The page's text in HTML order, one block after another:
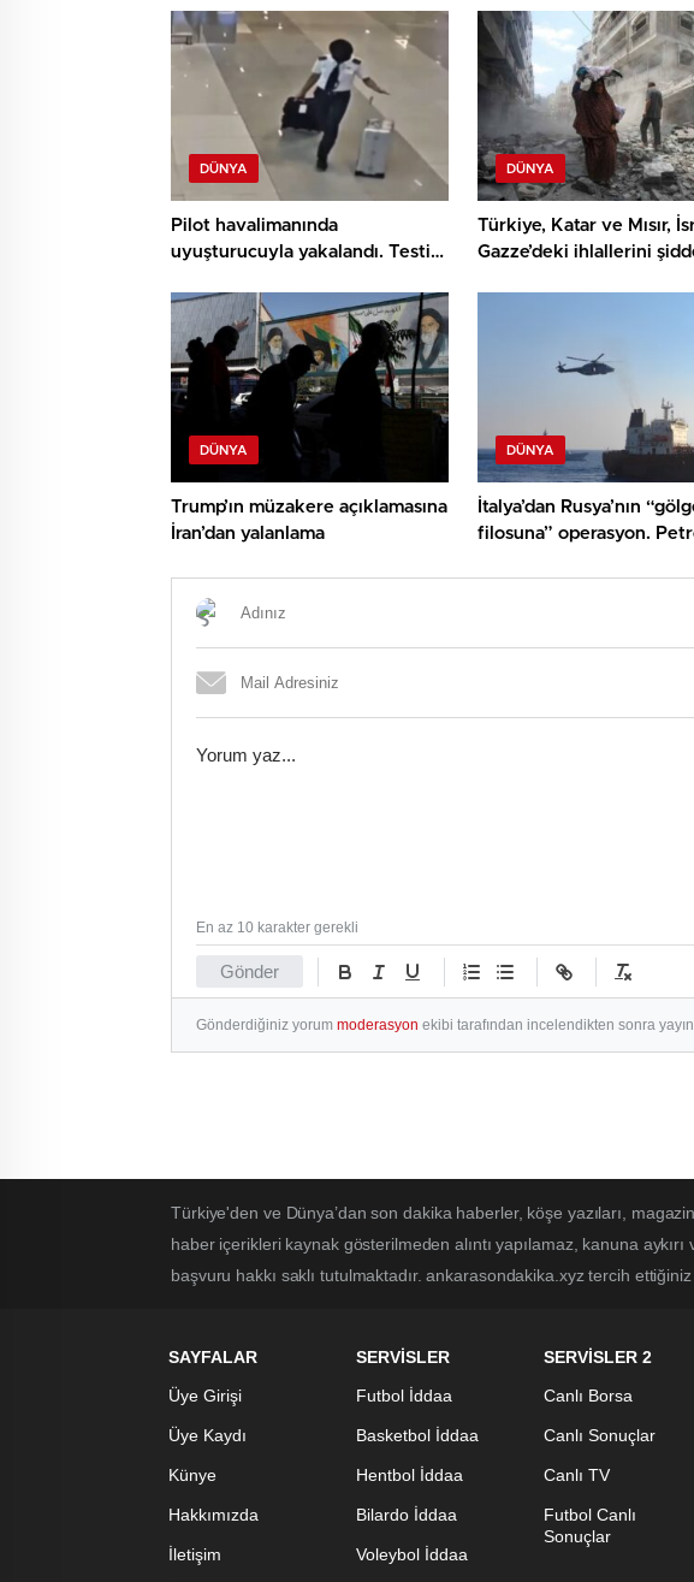
DÜNYA
Pilot havalimanında
uyuşturucuyla yakalandı. Testi
DÜNYA
Türkiye, Katar ve Mısır,
Gazze’deki ihlallerini
DÜNYA
Trump’ın müzakere açıklamasına
İran’dan yalanlama
DÜNYA
İtalya’dan Rusya’nın
filosuna” operasyon.
Gönder
En az 10 karakter gerekli
Gönderdiğiniz yorum moderasyon ekibi tarafından incelendikten sonra
Türkiye'den ve Dünya’dan son dakika haberler, köşe yazıları,
haber içerikleri kaynak gösterilmeden alıntı yapılamaz, kanuna
başvuru hakkı saklı tutulmaktadır. ankarasondakika.xyz tercih
SAYFALAR
Üye Girişi
Üye Kaydı
Künye
Hakkımızda
İletişim
SERVİSLER
Futbol İddaa
Basketbol İddaa
Hentbol İddaa
Bilardo İddaa
Voleybol İddaa
SERVİSLER 2
Canlı Borsa
Canlı Sonuçlar
Canlı TV
Futbol Canlı
Sonuçlar